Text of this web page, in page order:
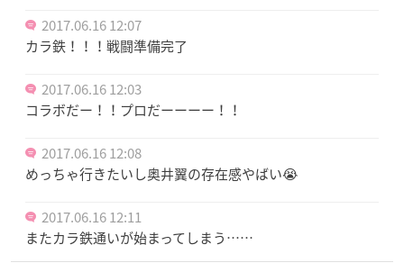
2017.06.16 12:07
カラ鉄！！！戦闘準備完了
2017.06.16 12:03
コラボだー！！プロだーーーー！！
2017.06.16 12:08
めっちゃ行きたいし奥井翼の存在感やばい😭
2017.06.16 12:11
またカラ鉄通いが始まってしまう……